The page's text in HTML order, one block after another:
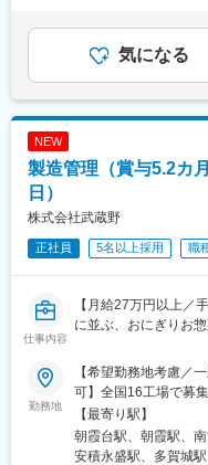
高石駅、高槻市駅、
下鉄)、千鳥橋駅、千
駅、蛍池駅、西長堀
水駅(大阪府)、森小路
駅(京都府)、小倉駅(
西口駅、有松駅、池
駅、車道駅、新守山
駅、亀島駅、相生山
通駅、名城公園駅、
番町駅、手原駅、近
駅、草津駅(滋賀県)、
根駅、南彦根駅、守
月給28万～38万円※
東勤務の場合は、月
経験・年齢・家庭の
れも一律業務手当（
まれています。業務
スト
気になる
NEW
製造管理（賞与5.2カ
日）
株式会社武蔵野
正社員 5名以上採用 職
仕事内容
【月給27万円以上／
に並ぶ、おにぎりお
勤務地
【希望勤務地考慮／
可】全国16工場で募
工場：朝霞市膝折町
工場：八千代市上高
奈川工場：厚木市酒
【最寄り駅】
朝霞台駅、朝霞駅、
安積永盛駅、多賀城